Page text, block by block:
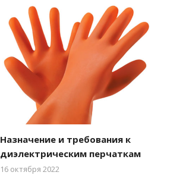
Назначение и требования к
диэлектрическим перчаткам
16 октября 2022